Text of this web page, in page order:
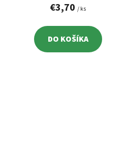
€3,70 / ks
DO KOŠÍKA